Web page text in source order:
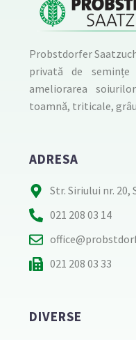
Probstdorfer
privată de
ameliorarea
toamnă, triticale,
ADRESA
Str. Siriului nr. 20,
021 208 03 14
021 208 03 33
DIVERSE